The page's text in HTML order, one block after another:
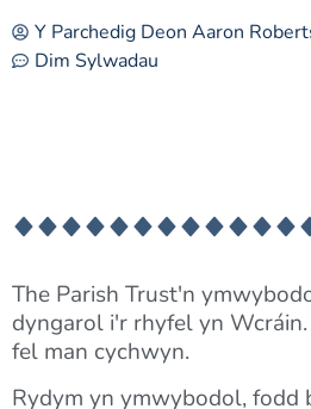
Y Parchedig Deon Aaron
Dim Sylwadau
The Parish Trust'n
dyngarol i'r rhyfel yn
fel man cychwyn.
Rydym yn ymwybodol, fodd